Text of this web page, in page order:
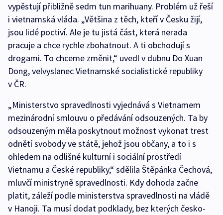
vypěstují přibližně sedm tun marihuany. Problém už řeší
i vietnamská vláda. „Většina z těch, kteří v Česku žijí,
jsou lidé poctiví. Ale je tu jistá část, která nerada
pracuje a chce rychle zbohatnout. A ti obchodují s
drogami. To chceme změnit,“ uvedl v dubnu Do Xuan
Dong, velvyslanec Vietnamské socialistické republiky
v ČR.
„Ministerstvo spravedlnosti vyjednává s Vietnamem
mezinárodní smlouvu o předávání odsouzených. Ta by
odsouzeným měla poskytnout možnost vykonat trest
odnětí svobody ve státě, jehož jsou občany, a to i s
ohledem na odlišné kulturní i sociální prostředí
Vietnamu a České republiky,“ sdělila Štěpánka Čechová,
mluvčí ministryně spravedlnosti. Kdy dohoda začne
platit, záleží podle ministerstva spravedlnosti na vládě
v Hanoji. Ta musí dodat podklady, bez kterých česko-